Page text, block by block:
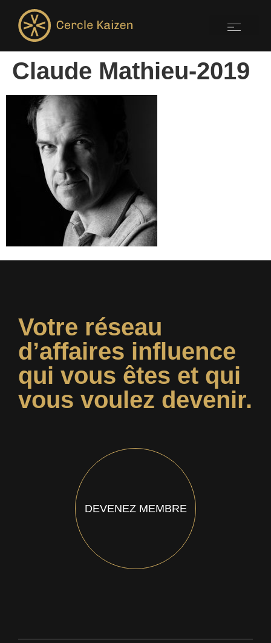
Claude Mathieu-2019
Votre réseau
d’affaires influence
qui vous êtes et qui
vous voulez devenir.
DEVENEZ MEMBRE